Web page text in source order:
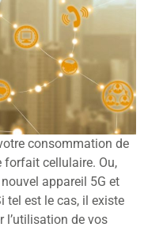
consommation de
forfait cellulaire. Ou,
appareil 5G et
tel est le cas, il existe
l’utilisation de vos